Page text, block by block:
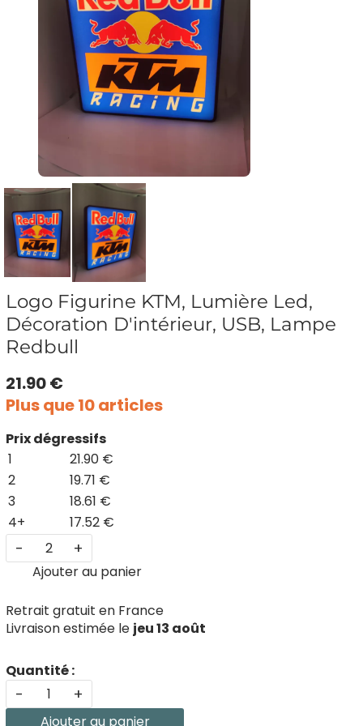
Logo Figurine KTM, Lumière Led,
Décoration D'intérieur, USB, Lampe
Redbull
21.90 €
Plus que 10 articles
Prix dégressifs
1
21.90 €
2
19.71 €
3
18.61 €
4+
17.52 €
- +
Ajouter au panier
Retrait gratuit en France
Livraison estimée le jeu 13 août
Quantité :
- +
Ajouter au panier